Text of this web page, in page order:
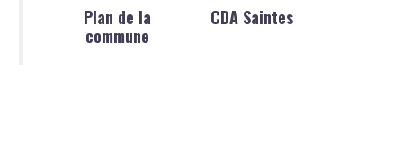
Plan de la
commune
CDA Saintes